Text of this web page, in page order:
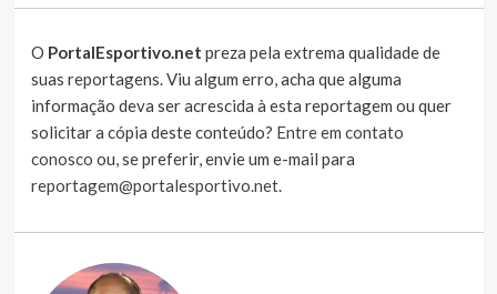
O PortalEsportivo.net preza pela extrema qualidade de
suas reportagens. Viu algum erro, acha que alguma
informação deva ser acrescida à esta reportagem ou quer
solicitar a cópia deste conteúdo? Entre em contato
conosco ou, se preferir, envie um e-mail para
reportagem@portalesportivo.net.